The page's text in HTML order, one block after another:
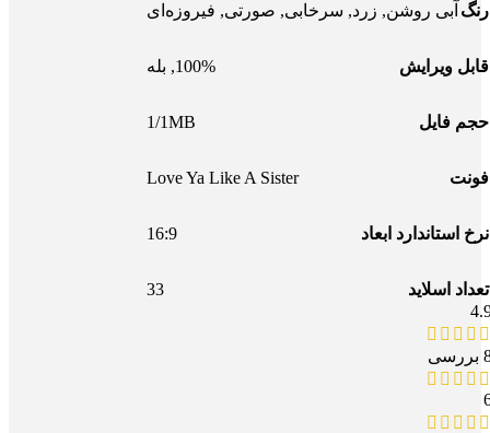
رنگ آبی روشن, زرد, سرخابی, صورتی, فیروزه‌ای
قابل ویرایش 100%
, بله
حجم فایل 1/1MB
فونت Love Ya Like A Sister
نرخ استاندارد ابعاد 16:9
تعداد اسلاید
33